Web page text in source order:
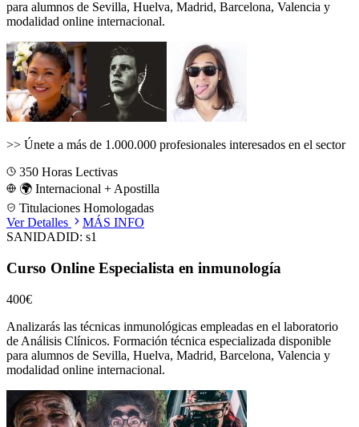
para alumnos de Sevilla, Huelva, Madrid, Barcelona, Valencia y
modalidad online internacional.
>> Únete a más de 1.000.000 profesionales interesados en el sector
350 Horas Lectivas
🌍 Internacional + Apostilla
Titulaciones Homologadas
Ver Detalles
MÁS INFO
SANIDADID: s1
Curso Online Especialista en inmunología
400€
Analizarás las técnicas inmunológicas empleadas en el laboratorio
de Análisis Clínicos. Formación técnica especializada disponible
para alumnos de Sevilla, Huelva, Madrid, Barcelona, Valencia y
modalidad online internacional.